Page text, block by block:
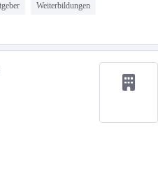
Weiterbildungen